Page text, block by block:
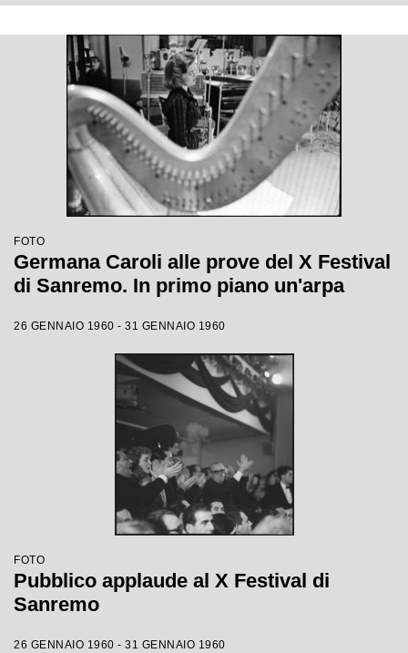
FOTO
Germana Caroli alle prove del X Festival
di Sanremo. In primo piano un'arpa
26 GENNAIO 1960 - 31 GENNAIO 1960
FOTO
Pubblico applaude al X Festival di
Sanremo
26 GENNAIO 1960 - 31 GENNAIO 1960